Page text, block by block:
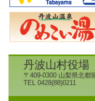
丹波山村役場
〒409-0300 山梨県北都
TEL 0428(88)0211